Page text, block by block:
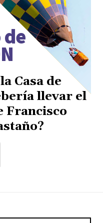
de
Casa de
llevar el
Francisco